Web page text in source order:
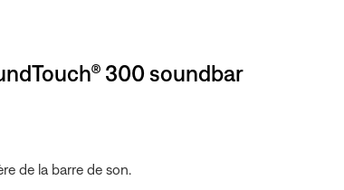
300 soundbar
de la barre de son.